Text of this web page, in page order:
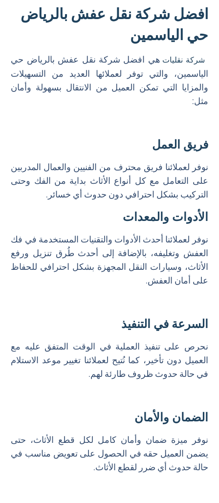
افضل شركة نقل عفش بالرياض
حي الياسمين
شركة نقليات هي افضل شركة نقل عفش بالرياض حي
الياسمين، والتي توفر لعملائها العديد من التسهيلات
والمزايا التي تمكن العميل من الانتقال بسهولة وأمان
مثل:
فريق العمل
نوفر لعملائنا فريق محترف من الفنيين والعمال المدربين
على التعامل مع كل أنواع الأثاث بداية من الفك وحتى
التركيب بشكل احترافي دون حدوث أي خسائر.
الأدوات والمعدات
نوفر لعملائنا أحدث الأدوات والتقنيات المستخدمة في فك
العفش وتغليفه، بالإضافة إلى أحدث طُرق تنزيل ورفع
الأثاث، وسيارات النقل المجهزة بشكل احترافي للحفاظ
على أمان العفش.
السرعة في التنفيذ
نحرص على تنفيذ العملية في الوقت المتفق عليه مع
العميل دون تأخير، كما نُتيح لعملائنا تغيير موعد الاستلام
في حالة حدوث ظروف طارئة لهم.
الضمان والأمان
نوفر ميزة ضمان وأمان كامل لكل قطع الأثاث، حتى
يضمن العميل حقه في الحصول على تعويض مناسب في
حالة حدوث أي ضرر لقطع الأثاث.